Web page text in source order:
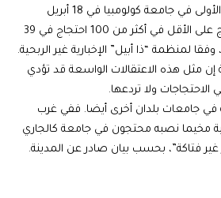
ومنذ الاعتقالات الجماعية الأولى في جامعة كولومبيا في 18 أبريل
نيسان، اُعتقل 2600 محتج على الأقل في أكثر من 100 احتجاج في 39
لمنظمة “ذا أبيل” الإخبارية غير الربحية.
مثل هذه الاعتقالات الواسعة قد تؤدي
الاحتجاجات ولا تردعها.
في جامعات بلدان أخرى أيضا. ففي غرب
مخيما نصبه محتجون في جامعة كالجاري
فتاكة”، بحسب بيان صادر عن المدينة.